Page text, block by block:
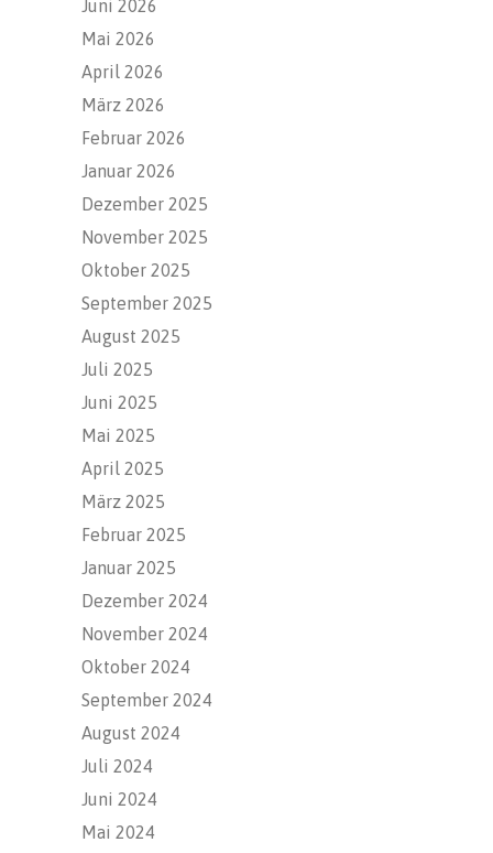
Juni 2026
Mai 2026
April 2026
März 2026
Februar 2026
Januar 2026
Dezember 2025
November 2025
Oktober 2025
September 2025
August 2025
Juli 2025
Juni 2025
Mai 2025
April 2025
März 2025
Februar 2025
Januar 2025
Dezember 2024
November 2024
Oktober 2024
September 2024
August 2024
Juli 2024
Juni 2024
Mai 2024